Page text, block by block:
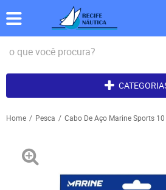
Home Pesca Cabo De Aço Marine Sports